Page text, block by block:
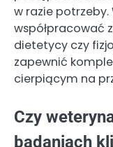
w razie
współpracować
dietetycy czy
zapewnić
cierpiącym na
Czy
badaniach